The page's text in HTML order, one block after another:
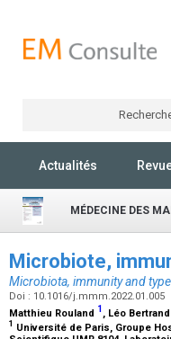
Actualités
MÉDECINE DES
Microbiote,
Microbiota, immunity and
Doi : 10.1016/j.mmm.2022.01.005
Matthieu Rouland 1 , Léo Bertrand
1 Université de Paris, Groupe